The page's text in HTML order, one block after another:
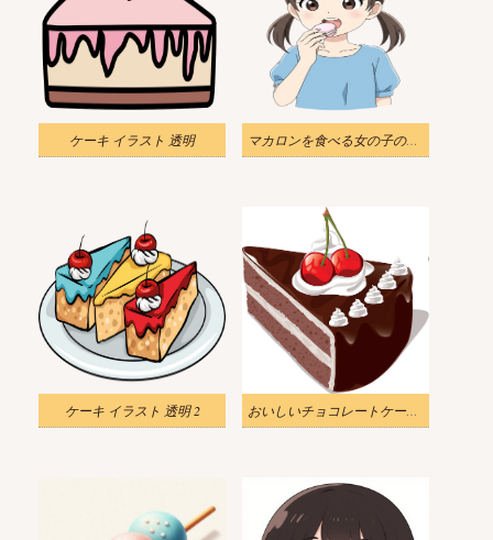
ケーキ イラスト 透明 マカロンを食べる女の子のイラスト
ケーキ イラスト 透明 2 おいしいチョコレートケーキのイラスト